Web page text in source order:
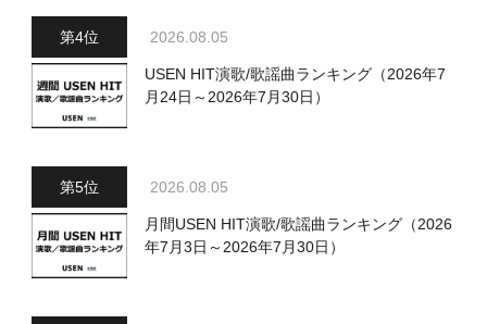
2026.08.05
USEN HIT演歌/歌謡曲ランキング（2026年7
月24日～2026年7月30日）
2026.08.05
月間USEN HIT演歌/歌謡曲ランキング（2026
年7月3日～2026年7月30日）